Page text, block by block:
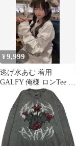
¥9,999
逃げ水あむ 着用
GALFY 俺様 ロンTee ホ
ワイト WHITE 白 ラメ